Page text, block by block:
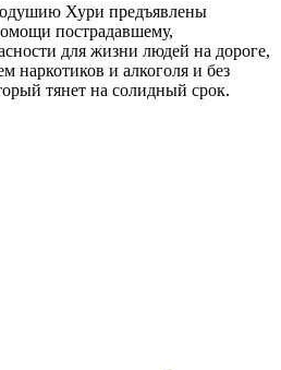
Хури предъявлены
пострадавшему,
для жизни людей на дороге,
наркотиков и алкоголя и без
тянет на солидный срок.